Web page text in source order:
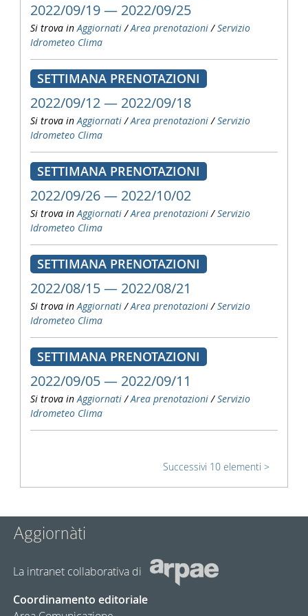
2022/09/19 — 2022/09/25
Si trova in Aggiornati /Area prenotazioni /Servizio
Idrometeo Clima
SETTIMANA PRENOTAZIONI
2022/09/12 — 2022/09/18
Si trova in Aggiornati /Area prenotazioni /Servizio
Idrometeo Clima
SETTIMANA PRENOTAZIONI
2022/09/26 — 2022/10/02
Si trova in Aggiornati /Area prenotazioni /Servizio
Idrometeo Clima
SETTIMANA PRENOTAZIONI
2022/08/15 — 2022/08/21
Si trova in Aggiornati /Area prenotazioni /Servizio
Idrometeo Clima
SETTIMANA PRENOTAZIONI
2022/09/05 — 2022/09/11
Si trova in Aggiornati /Area prenotazioni /Servizio
Idrometeo Clima
Successivi 10 elementi
Aggiornàti
La intranet collaborativa di
Coordinamento editoriale